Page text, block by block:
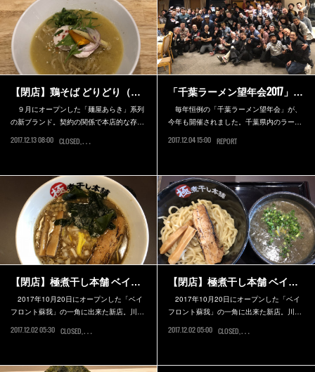
【閉店】鶏そば どりどり（…
９月にオープンした「麺屋あらき」系列
の新ブランド。契約の関係で本店的な存…
2017.12.13 08:00 CLOSED 船橋市
「千葉ラーメン望年会2017」…
毎年恒例の「千葉ラーメン望年会」が、
今年も開催されました。千葉県内のラー…
2017.12.04 15:00 REPORT
【閉店】極煮干し本舗 ベイ…
2017年10月20日にオープンした「ベイ
フロント蘇我」の一角に出来た新店。川…
2017.12.02 05:30 CLOSED 千葉市中央区
【閉店】極煮干し本舗 ベイ…
2017年10月20日にオープンした「ベイ
フロント蘇我」の一角に出来た新店。川…
2017.12.02 05:00 CLOSED 千葉市中央区